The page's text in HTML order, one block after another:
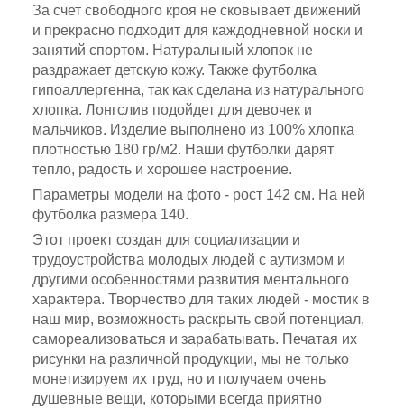
За счет свободного кроя не сковывает движений
и прекрасно подходит для каждодневной носки и
занятий спортом. Натуральный хлопок не
раздражает детскую кожу. Также футболка
гипоаллергенна, так как сделана из натурального
хлопка. Лонгслив подойдет для девочек и
мальчиков. Изделие выполнено из 100% хлопка
плотностью 180 гр/м2. Наши футболки дарят
тепло, радость и хорошее настроение.
Параметры модели на фото - рост 142 см. На ней
футболка размера 140.
Этот проект создан для социализации и
трудоустройства молодых людей с аутизмом и
другими особенностями развития ментального
характера. Творчество для таких людей - мостик в
наш мир, возможность раскрыть свой потенциал,
самореализоваться и зарабатывать. Печатая их
рисунки на различной продукции, мы не только
монетизируем их труд, но и получаем очень
душевные вещи, которыми всегда приятно